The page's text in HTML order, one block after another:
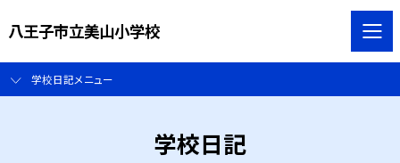
八王子市立美山小学校
学校日記メニュー
学校日記